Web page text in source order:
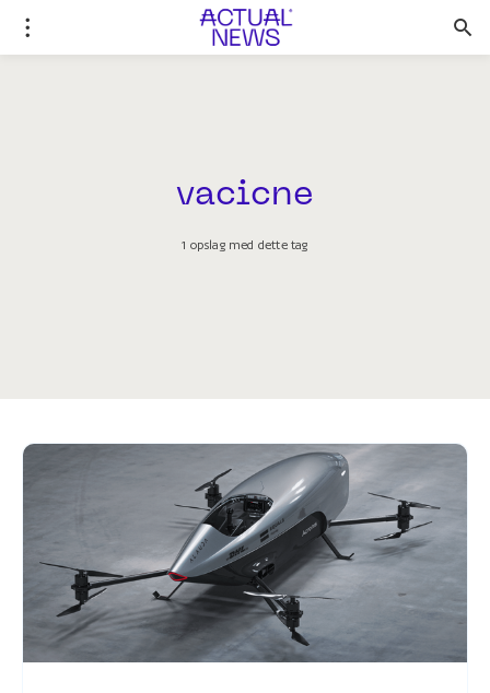
vacicne
1 opslag med dette tag